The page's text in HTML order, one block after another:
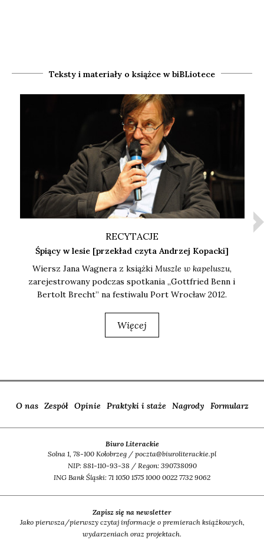
Teksty i materiały o książce w biBLiotece
RECYTACJE
Śpiący w lesie [przekład czyta Andrzej Kopacki]
Wiersz Jana Wagne­ra z książ­ki Musz­le w kape­lu­szu,
zare­je­stro­wa­ny pod­czas spo­tka­nia „Got­t­fried Benn i
Ber­tolt Brecht” na festi­wa­lu Port Wro­cław 2012.
Więcej
O nas Zespół Opinie Praktyki i staże Nagrody Formularz
Biuro Literackie
Solna 1, 78-100 Kołobrzeg / poczta@biuroliterackie.pl
NIP: 881-110-93-38 / Regon: 390738090
ING Bank Śląski: 71 1050 1575 1000 0022 7732 9062
Zapisz się na newsletter
Jako pierwsza/pierwszy czytaj informacje o premierach książkowych,
wydarzeniach oraz projektach.